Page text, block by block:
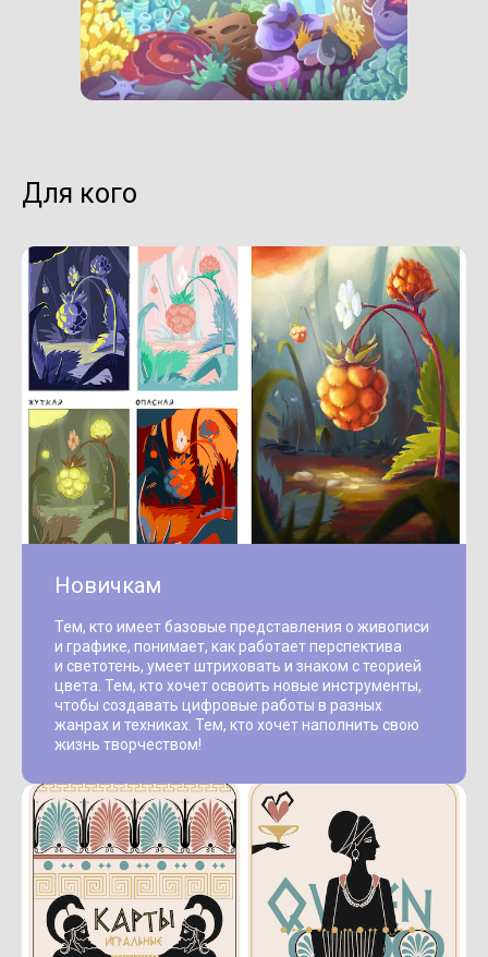
Для кого
Новичкам
Тем, кто имеет базовые представления о живописи
и графике, понимает, как работает перспектива
и светотень, умеет штриховать и знаком с теорией
цвета. Тем, кто хочет освоить новые инструменты,
чтобы создавать цифровые работы в разных
жанрах и техниках. Тем, кто хочет наполнить свою
жизнь творчеством!